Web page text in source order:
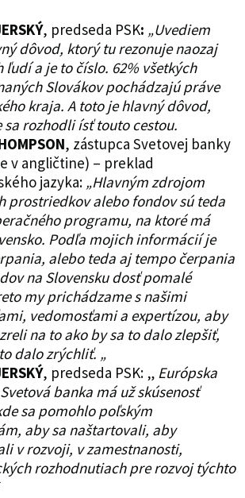
, predseda PSK: „Uvediem
dôvod, ktorý tu rezonuje naozaj
ľudí a je to číslo. 62% všetkých
Slovákov pochádzajú práve
kraja. A toto je hlavný dôvod,
sa rozhodli ísť touto cestou.
, zástupca Svetovej banky
v angličtine) – preklad
jazyka: „Hlavným zdrojom
prostriedkov alebo fondov sú teda
programu, na ktoré má
Podľa mojich informácií je
alebo teda aj tempo čerpania
na Slovensku dosť pomalé
my prichádzame s našimi
vedomosťami a expertízou, aby
na to ako by sa to dalo zlepšiť,
dalo zrýchliť. „
, predseda PSK: „Európska
banka má už skúsenosť
sa pomohlo poľským
aby sa naštartovali, aby
v rozvoji, v zamestnanosti,
rozhodnutiach pre rozvoj týchto